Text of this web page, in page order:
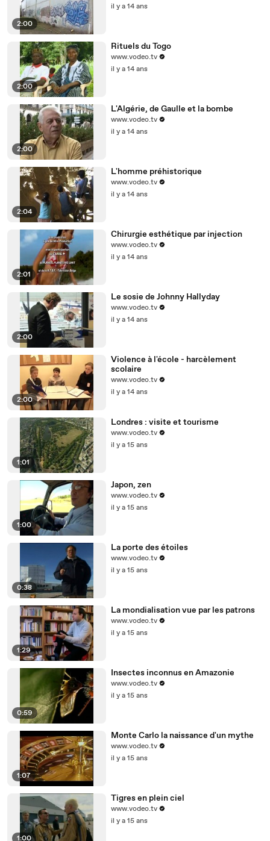
2:00
il y a 14 ans
2:00
Rituels du Togo
www.vodeo.tv
il y a 14 ans
2:00
L'Algérie, de Gaulle et la bombe
www.vodeo.tv
il y a 14 ans
2:04
L'homme préhistorique
www.vodeo.tv
il y a 14 ans
2:01
Chirurgie esthétique par injection
www.vodeo.tv
il y a 14 ans
2:00
Le sosie de Johnny Hallyday
www.vodeo.tv
il y a 14 ans
2:00
Violence à l'école - harcèlement
scolaire
www.vodeo.tv
il y a 14 ans
1:01
Londres : visite et tourisme
www.vodeo.tv
il y a 15 ans
1:00
Japon, zen
www.vodeo.tv
il y a 15 ans
0:38
La porte des étoiles
www.vodeo.tv
il y a 15 ans
1:29
La mondialisation vue par les patrons
www.vodeo.tv
il y a 15 ans
0:59
Insectes inconnus en Amazonie
www.vodeo.tv
il y a 15 ans
1:07
Monte Carlo la naissance d'un mythe
www.vodeo.tv
il y a 15 ans
1:00
Tigres en plein ciel
www.vodeo.tv
il y a 15 ans